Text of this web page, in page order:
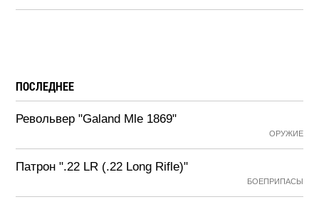
ПОСЛЕДНЕЕ
Револьвер "Galand Mle 1869"
ОРУЖИЕ
Патрон ".22 LR (.22 Long Rifle)"
БОЕПРИПАСЫ